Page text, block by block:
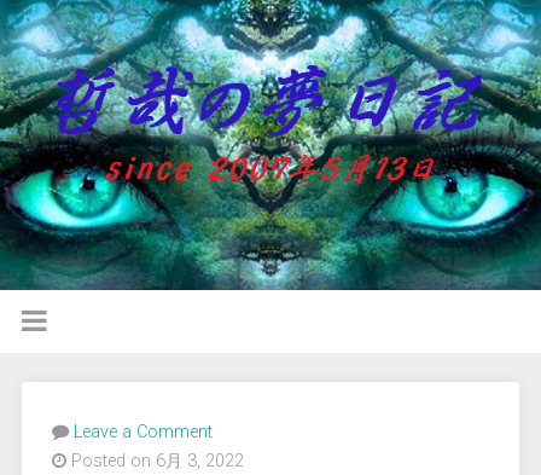
Leave a Comment
Posted on 6月 3, 2022